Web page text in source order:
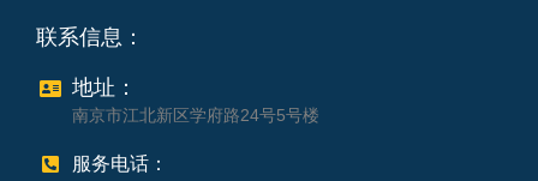
联系信息：
地址：
南京市江北新区学府路24号5号楼
服务电话：